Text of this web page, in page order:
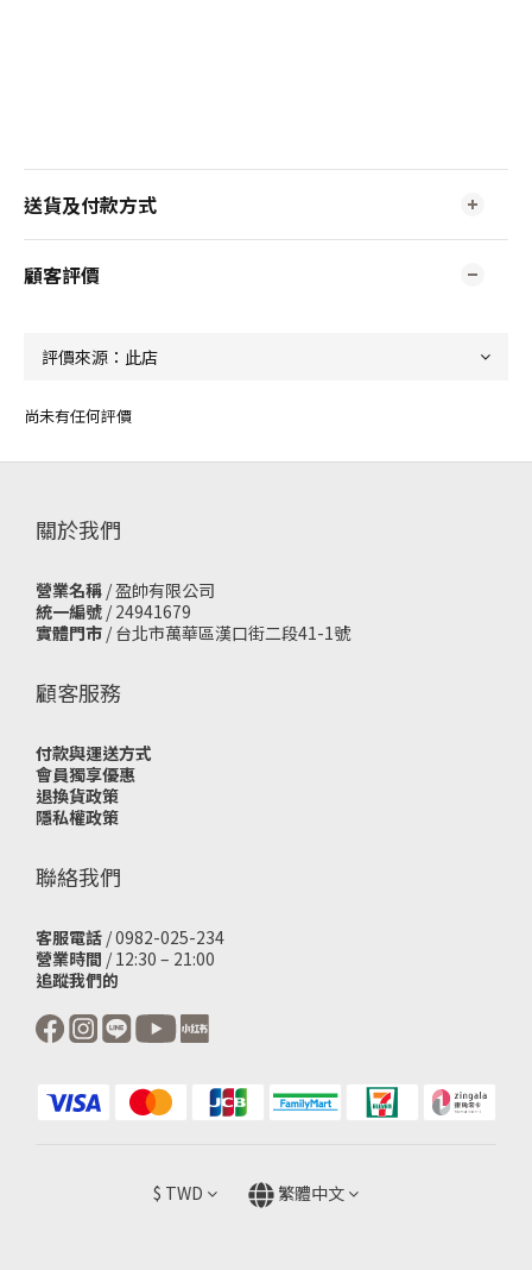
送貨及付款方式
顧客評價
尚未有任何評價
關於我們
營業名稱 / 盈帥有限公司
統一編號 / 24941679
實體門市 / 台北市萬華區漢口街二段41-1號
顧客服務
付款與運送方式
會員獨享優惠
退換貨政策
隱私權政策
聯絡我們
客服電話 / 0982-025-234
營業時間 / 12:30 – 21:00
追蹤我們的
$ TWD 繁體中文